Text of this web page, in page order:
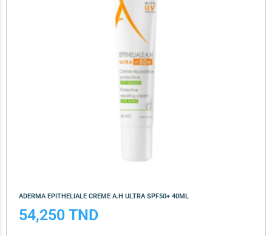
ADERMA EPITHELIALE CREME A.H ULTRA SPF50+ 40ML
54,250 TND